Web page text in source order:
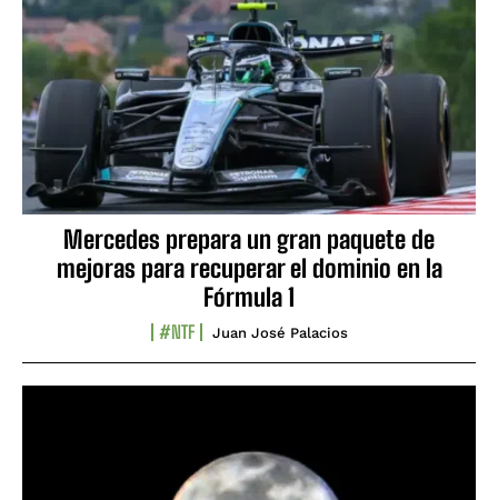
Mercedes prepara un gran paquete de
mejoras para recuperar el dominio en la
Fórmula 1
#NTF Juan José Palacios